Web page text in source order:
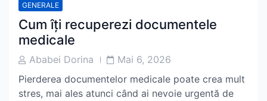
GENERALE
Cum îți recuperezi documentele
medicale
PostAbabei Dorina
PostMai 6, 2026
Pierderea documentelor medicale poate crea mult
stres, mai ales atunci când ai nevoie urgentă de